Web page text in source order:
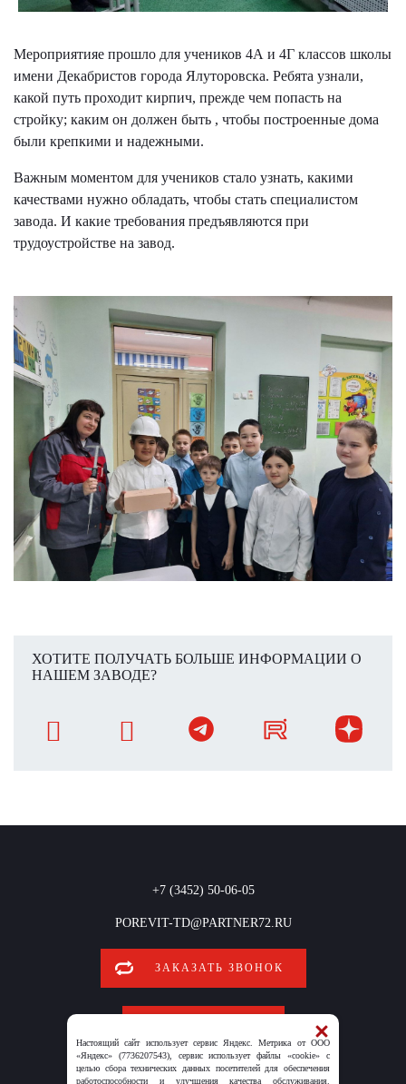
Мероприятияе прошло для учеников 4А и 4Г классов школы
имени Декабристов города Ялуторовска. Ребята узнали,
какой путь проходит кирпич, прежде чем попасть на
стройку; каким он должен быть , чтобы построенные дома
были крепкими и надежными.
Важным моментом для учеников стало узнать, какими
качествами нужно обладать, чтобы стать специалистом
завода. И какие требования предъявляются при
трудоустройстве на завод.
ХОТИТЕ ПОЛУЧАТЬ БОЛЬШЕ ИНФОРМАЦИИ О
НАШЕМ ЗАВОДЕ?
+7 (3452) 50-06-05
POREVIT-TD@PARTNER72.RU
ЗАКАЗАТЬ ЗВОНОК
Настоящий сайт использует сервис Яндекс. Метрика от ООО
«Яндекс» (7736207543), сервис использует файлы «cookie» с
целью сбора технических данных посетителей для обеспечения
работоспособности и улучшения качества обслуживания.